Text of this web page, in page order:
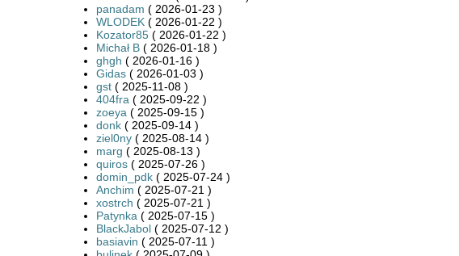
panadam ( 2026-01-23 )
WLODEK( 2026-01-22 )
Kozator85( 2026-01-22 )
Michał B( 2026-01-18 )
ghgh ( 2026-01-16 )
Gidas( 2026-01-03 )
gst( 2025-11-08 )
404fra ( 2025-09-22 )
zoeya ( 2025-09-15 )
donk( 2025-09-14 )
ziel0ny( 2025-08-14 )
marg ( 2025-08-13 )
quiros( 2025-07-26 )
domin_pdk( 2025-07-24 )
Anchim ( 2025-07-21 )
xostrch ( 2025-07-21 )
Patynka ( 2025-07-15 )
BlackJabol( 2025-07-12 )
basiavin ( 2025-07-11 )